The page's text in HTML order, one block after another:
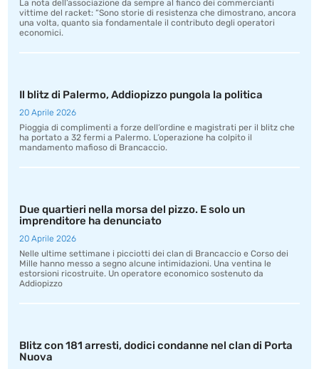
La nota dell’associazione da sempre al fianco dei commercianti
vittime del racket: “Sono storie di resistenza che dimostrano, ancora
una volta, quanto sia fondamentale il contributo degli operatori
economici.
Il blitz di Palermo, Addiopizzo pungola la politica
20 Aprile 2026
Pioggia di complimenti a forze dell’ordine e magistrati per il blitz che
ha portato a 32 fermi a Palermo. L’operazione ha colpito il
mandamento mafioso di Brancaccio.
Due quartieri nella morsa del pizzo. E solo un
imprenditore ha denunciato
20 Aprile 2026
Nelle ultime settimane i picciotti dei clan di Brancaccio e Corso dei
Mille hanno messo a segno alcune intimidazioni. Una ventina le
estorsioni ricostruite. Un operatore economico sostenuto da
Addiopizzo
Blitz con 181 arresti, dodici condanne nel clan di Porta
Nuova